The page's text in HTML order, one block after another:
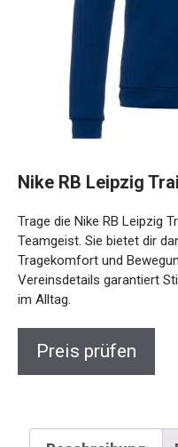
Teamgeist. Sie bietet dir
Tragekomfort und
Vereinsdetails garantiert
und im Alltag.
Beschreibung